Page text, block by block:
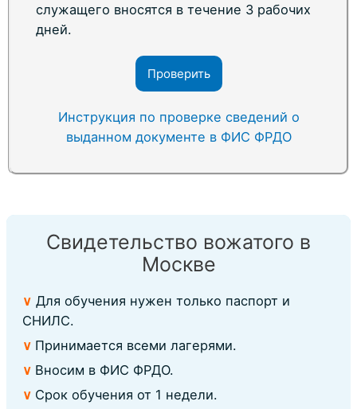
служащего вносятся в течение 3 рабочих
дней.
Проверить
Инструкция по проверке сведений о
выданном документе в ФИС ФРДО
Свидетельство вожатого в
Москве
∨ Для обучения нужен только паспорт и
СНИЛС.
∨ Принимается всеми лагерями.
∨ Вносим в ФИС ФРДО.
∨ Срок обучения от 1 недели.